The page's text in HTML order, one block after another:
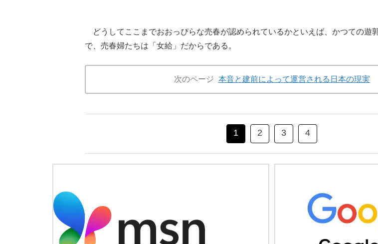
どうしてここまでおおっぴらな売春が認められているかといえば、かつての遊
で、売春婦たちは「女給」だからである。
次のページ 本音と建前によって運営される日本の現実
1 2 3 4